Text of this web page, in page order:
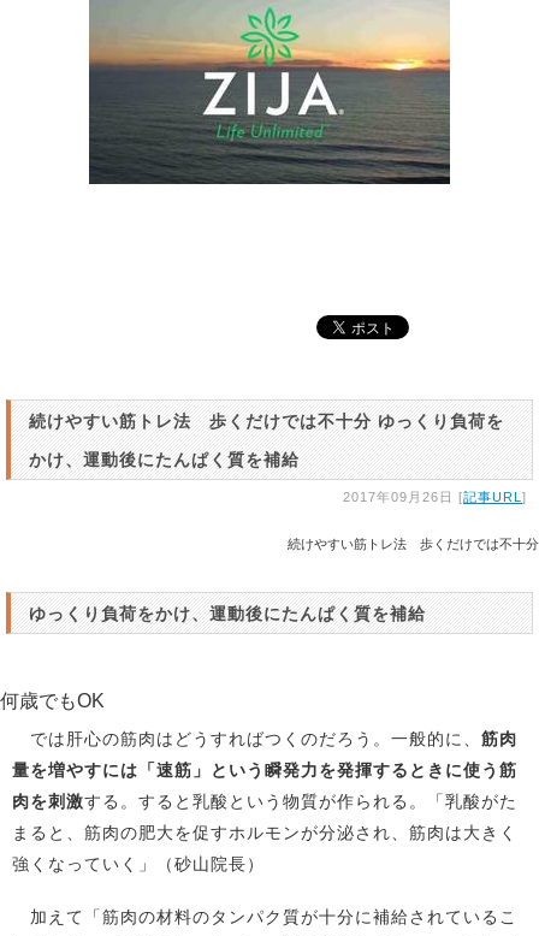
続けやすい筋トレ法 歩くだけでは不十分 ゆっくり負荷を
かけ、運動後にたんぱく質を補給
2017年09月26日 [記事URL ]
続けやすい筋トレ法 歩くだけでは不十分
ゆっくり負荷をかけ、運動後にたんぱく質を補給
何歳でもOK
では肝心の筋肉はどうすればつくのだろう。一般的に、 筋肉
量を増やすには「速筋」という瞬発力を発揮するときに使う筋
肉を刺激する。すると乳酸という物質が作られる。「乳酸がた
まると、筋肉の肥大を促すホルモンが分泌され、筋肉は大きく
強くなっていく」（砂山院長）
加えて「筋肉の材料のタンパク質が十分に補給されているこ